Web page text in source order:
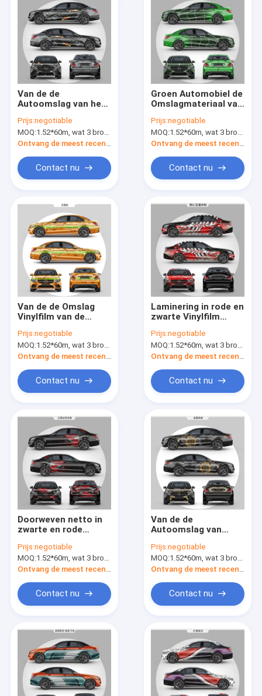
Producten
Ongeveer ons
Fabrieksreis
Kwaliteitscontrole
Nieuws
Verzoek om een Citaat
Digitale Drukfilm
De digitale Omslag van de Kleuren Veranderende Auto
De Omslagvinyl van de douaneauto
TPU-de Beschermingsfilm van de Autoverf
Auto Vinylsticker
Het Broodje van de lamineringsfilm
Van de de
Autoomslag van het
Magische Oog de
Filmkleur Vinyl
Gedrukt Veranderen
Prijs:negotiable
MOQ:1.52*60m, wat 3 broodjes van 1.52*20m betekent
Ontvang de meest recente Prijs
Contact nu
Groen Automobiel de
Omslagmateriaal van
van GMT 160g de
Vinylomslag van de
Kleurengelijke
Prijs:negotiable
MOQ:1.52*60m, wat 3 broodjes van 1.52*20m betekent
Ontvang de meest recente Prijs
Contact nu
Van de de Omslag
Vinylfilm van de
Auto Gedrukte de
Omslagdouane
Prijs:negotiable
MOQ:1.52*60m, wat 3 broodjes van 1.52*20m betekent
Ontvang de meest recente Prijs
Contact nu
Laminering in rode en
zwarte Vinylfilm
de Autoomslag het
Vrije Ontwerp van 60“
160g
Prijs:negotiable
MOQ:1.52*60m, wat 3 broodjes van 1.52*20m betekent
Ontvang de meest recente Prijs
Contact nu
Doorweven netto in
zwarte en rode
Filmdouane van de
Autoomslag Vinyl de
Drukpe Digitale
Prijs:negotiable
MOQ:1.52*60m, wat 3 broodjes van 1.52*20m betekent
Ontvang de meest recente Prijs
Contact nu
Van de de
Autoomslag van
de de Film Digitale
Kleur de Vinylfilm van
de de Douaneauto
Prijs:negotiable
MOQ:1.52*60m, wat 3 broodjes van 1.52*20m betekent
Ontvang de meest recente Prijs
Contact nu